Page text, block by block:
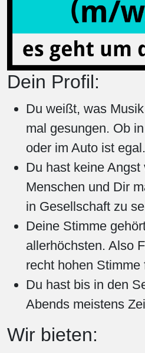
Dein Profil:
Du weißt, was
mal gesungen. Ob
oder im Auto ist egal.
Du hast keine Angst
Menschen und Dir
in Gesellschaft zu
Deine Stimme
allerhöchsten. Also
recht hohen Stimme
Du hast bis in den
Abends meistens
Wir bieten: